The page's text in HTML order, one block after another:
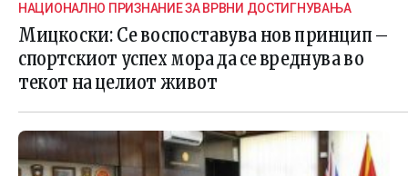
НАЦИОНАЛНО ПРИЗНАНИЕ ЗА ВРВНИ ДОСТИГНУВАЊА
Мицкоски: Се воспоставува нов принцип –
спортскиот успех мора да се вреднува во
текот на целиот живот